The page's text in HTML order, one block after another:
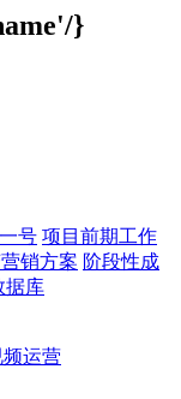
号 项目前期工作
销方案 阶段性成
据库
运营